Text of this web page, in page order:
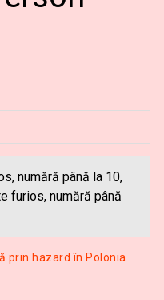
numără până la 10,
furios, numără până
prin hazard în Polonia